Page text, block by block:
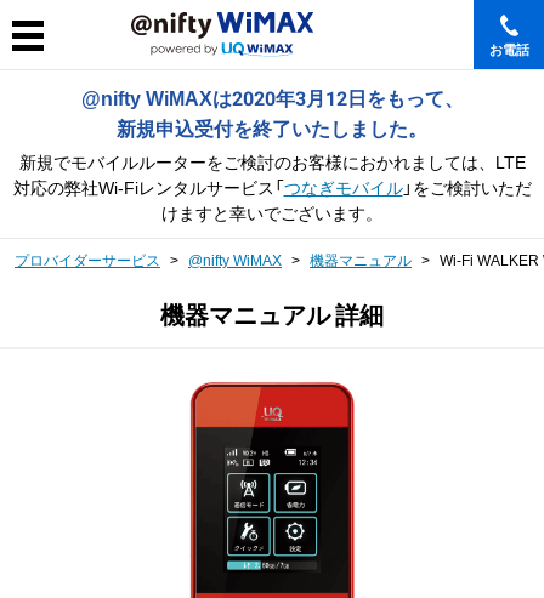
お電話
@nifty WiMAXは2020年3月12日をもって、
新規申込受付を終了いたしました。
新規でモバイルルーターをご検討のお客様におかれましては、 LTE
対応の弊社Wi-Fiレンタルサービス「つなぎモバイル」をご検討いただ
けますと幸いでございます。
プロバイダーサービス @nifty WiMAX 機器マニュアル Wi-Fi
機器マニュアル 詳細